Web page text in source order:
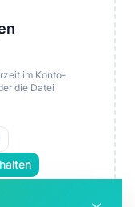
im Konto-
die Datei